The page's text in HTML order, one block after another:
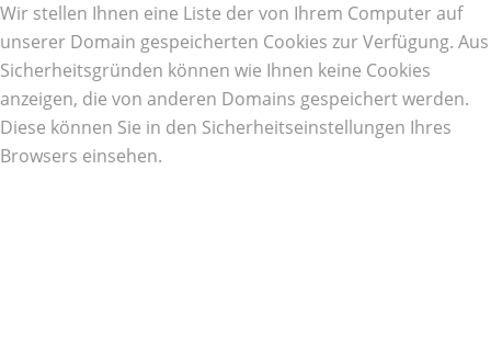
Wir stellen Ihnen eine Liste der von Ihrem Computer auf
unserer Domain gespeicherten Cookies zur Verfügung. Aus
Sicherheitsgründen können wie Ihnen keine Cookies
anzeigen, die von anderen Domains gespeichert werden.
Diese können Sie in den Sicherheitseinstellungen Ihres
Browsers einsehen.